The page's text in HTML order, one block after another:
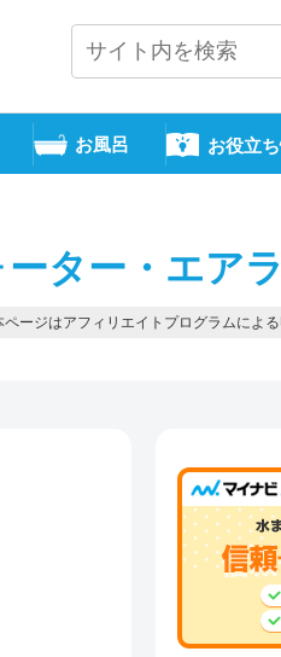
お風呂 お役立
ター・エア
ージはアフィリエイトプログラムによる